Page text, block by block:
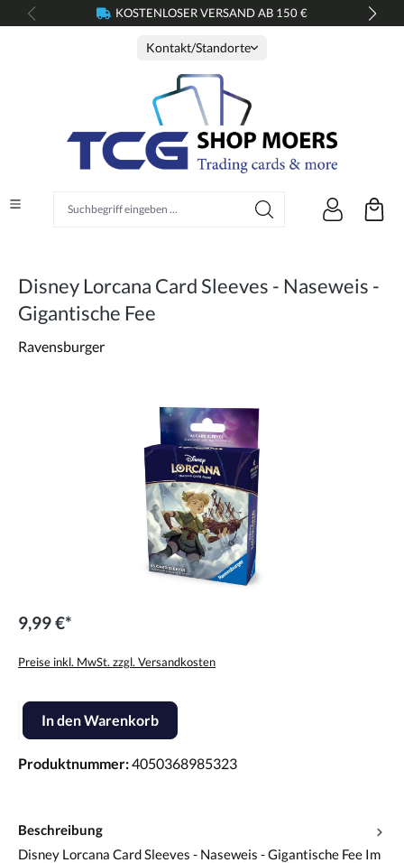
springen KOSTENLOSER VERSAND AB 150 €
Kontakt/Standorte
Disney Lorcana Card Sleeves - Naseweis -
Gigantische Fee
Ravensburger
9,99 €*
Preise inkl. MwSt. zzgl. Versandkosten
Produkt Anzahl: Gib den gewünschten Wert ein oder benutze die
In den Warenkorb
Produktnummer:4050368985323
Beschreibung
Disney Lorcana Card Sleeves - Naseweis - Gigantische Fee Im